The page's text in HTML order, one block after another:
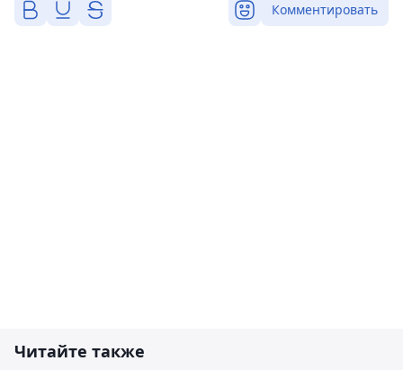
Комментировать
Читайте также